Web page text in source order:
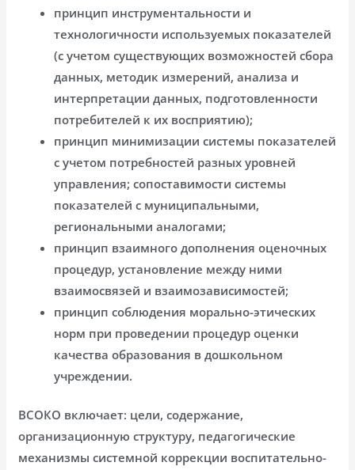
принцип инструментальности и
технологичности используемых показателей
(с учетом существующих возможностей сбора
данных, методик измерений, анализа и
интерпретации данных, подготовленности
потребителей к их восприятию);
принцип минимизации системы показателей
с учетом потребностей разных уровней
управления; сопоставимости системы
показателей с муниципальными,
региональными аналогами;
принцип взаимного дополнения оценочных
процедур, установление между ними
взаимосвязей и взаимозависимостей;
принцип соблюдения морально-этических
норм при проведении процедур оценки
качества образования в дошкольном
учреждении.
ВСОКО включает: цели, содержание,
организационную структуру, педагогические
механизмы системной коррекции воспитательно-